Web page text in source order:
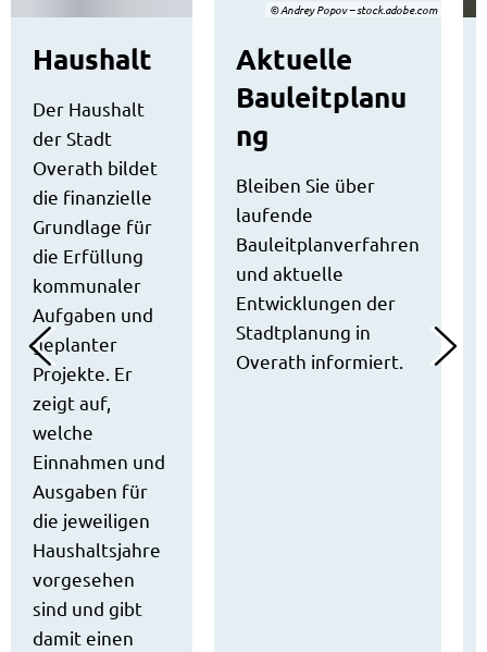
Haushalt
Der Haushalt
der Stadt
Overath bildet
die finanzielle
Grundlage für
die Erfüllung
kommunaler
Aufgaben und
geplanter
Projekte. Er
zeigt auf,
welche
Einnahmen und
Ausgaben für
die jeweiligen
Haushaltsjahre
vorgesehen
sind und gibt
damit einen
© Andrey Popov – stock.adobe.com
Aktuelle
Bauleitplanu
ng
Bleiben Sie über
laufende
Bauleitplanverfahren
und aktuelle
Entwicklungen der
Stadtplanung in
Overath informiert.